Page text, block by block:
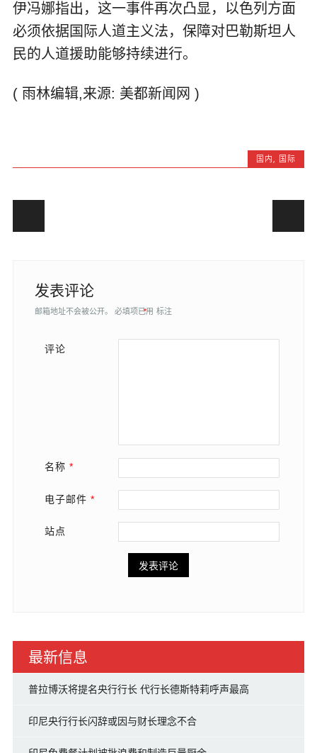
伊冯娜指出，这一事件再次凸显，以色列方面
必须依据国际人道主义法，保障对巴勒斯坦人
民的人道援助能够持续进行。
( 雨林编辑,来源: 美都新闻网 )
国内, 国际
发表评论
邮箱地址不会被公开。 必填项已用
* 标注
评论
名称 *
电子邮件 *
站点
最新信息
普拉博沃将提名央行行长 代行长德斯特莉呼声最高
印尼央行行长闪辞或因与财长理念不合